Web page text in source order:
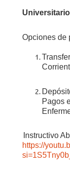
Opciones de
D
Pagos
Instructivo
https://